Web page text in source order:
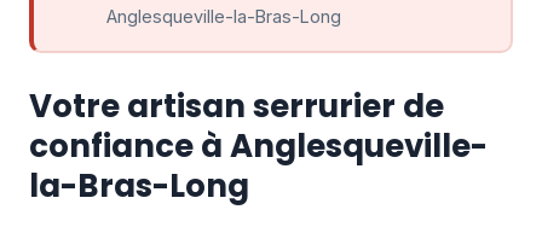
Anglesqueville-la-Bras-Long
Votre artisan serrurier de
confiance à Anglesqueville-
la-Bras-Long